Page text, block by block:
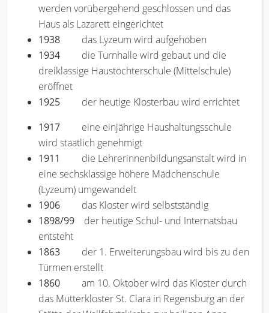
werden vorübergehend geschlossen und das
Haus als Lazarett eingerichtet
1938 das Lyzeum wird aufgehoben
1934 die Turnhalle wird gebaut und die
dreiklassige Haustöchterschule (Mittelschule)
eröffnet
1925 der heutige Klosterbau wird errichtet
1917 eine einjährige Haushaltungsschule
wird staatlich genehmigt
1911 die Lehrerinnenbildungsanstalt wird in
eine sechsklassige höhere Mädchenschule
(Lyzeum) umgewandelt
1906 das Kloster wird selbstständig
1898/99 der heutige Schul- und Internatsbau
entsteht
1863 der 1. Erweiterungsbau wird bis zu den
Türmen erstellt
1860
am 10. Oktober wird das Kloster durch
das Mutterkloster St. Clara in Regensburg an der